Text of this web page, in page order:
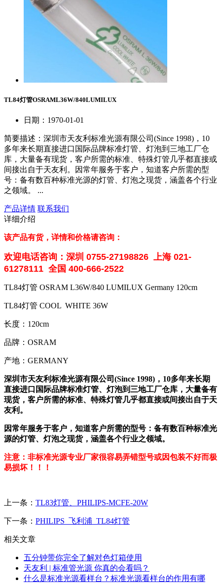
TL84灯管OSRAML36W/840LUMILUX
日期：1970-01-01
简要描述： 深圳市天友利标准光源有限公司(Since 1998)，10
多年来长期直接进口国际品牌标准灯管、灯泡到三地工厂仓
库，大量备有现货，客户所需的标准、特殊灯管几乎都直接或
间接出自于天友利。因常年服务于客户，知道客户所需的型
号：备有数百种标准光源的灯管、灯泡之现货，涵盖各个行业
之领域。 ...
产品详情 联系我们
详细介绍
该产品有货，详情和价格请咨询：
欢迎电话咨询：深圳 0755-27198826 上海021-
61278111 全国 400-666-2522
TL84灯管 OSRAM L36W/840 LUMILUX Germany 120cm
TL84灯管 COOL WHITE 36W
长度：120cm
品牌：OSRAM
产地：GERMANY
深圳市天友利标准光源有限公司(Since 1998)，10多年来长期
直接进口国际品牌标准灯管、灯泡到三地工厂仓库，大量备有
现货，客户所需的标准、特殊灯管几乎都直接或间接出自于天
友利。
因常年服务于客户，知道客户所需的型号：备有数百种标准光
源的灯管、灯泡之现货，涵盖各个行业之领域。
注意：非标准光源专业厂家很容易弄错型号或因包装不好而极
易损坏！！！
上一条： TL83灯管、PHILIPS-MCFE-20W
下一条： PHILIPS_飞利浦_TL84灯管
相关文章
五分钟带你完全了解对色灯箱使用
天友利 | 标准管光源 你真的会看吗？
什么是标准光源看样台？标准光源看样台的作用有哪